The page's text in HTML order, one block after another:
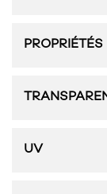
PROPRIÉTÉS
UV